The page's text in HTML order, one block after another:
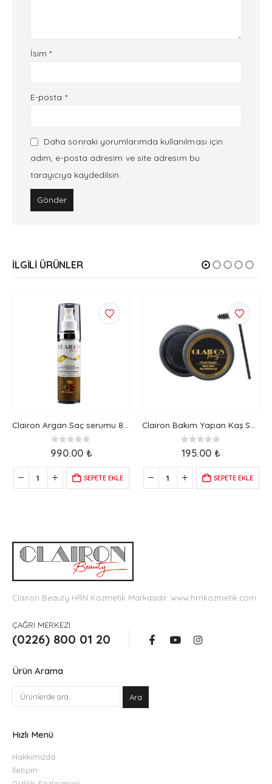
İsim*
E-posta *
Daha sonraki yorumlarımda kullanılması için
adım, e-posta adresim ve site adresim bu
tarayıcıya kaydedilsin.
İLGILI ÜRÜNLER
0 5 üzerinden
990.00 ₺
SEPETE EKLE
05 üzerinden
195.00 ₺
SEPETE EKLE
Clairon Beauty HRN Kozmetik Markasıdır. www.hrnkozmetik.com
ÇAĞRI MERKEZI
(0226) 800 01 20
Ürün Arama
Ara
Hızlı Menü
Hakkımızda
İletişim